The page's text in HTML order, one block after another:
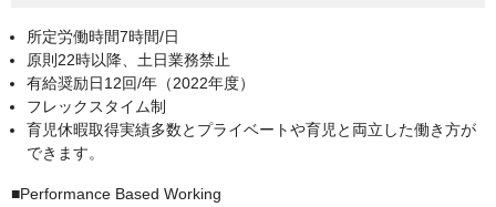
所定労働時間7時間/日
原則22時以降、土日業務禁止
有給奨励日12回/年（2022年度）
フレックスタイム制
育児休暇取得実績多数とプライベートや育児と両立した働き方が
できます。
■Performance Based Working